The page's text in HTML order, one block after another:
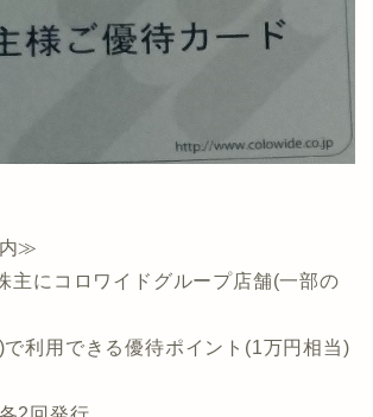
≫
にコロワイドグループ店舗(一部の
利用できる優待ポイント(1万円相当)